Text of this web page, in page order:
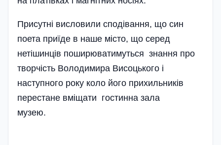
Присутні ви­словили сподівання, що син
поета приїде в наше місто, що серед
нетішинців поширюватимуться знання про
творчість Володимира Висоцького і
наступного року коло його прихильників
перестане вміщати гостинна зала
музею.